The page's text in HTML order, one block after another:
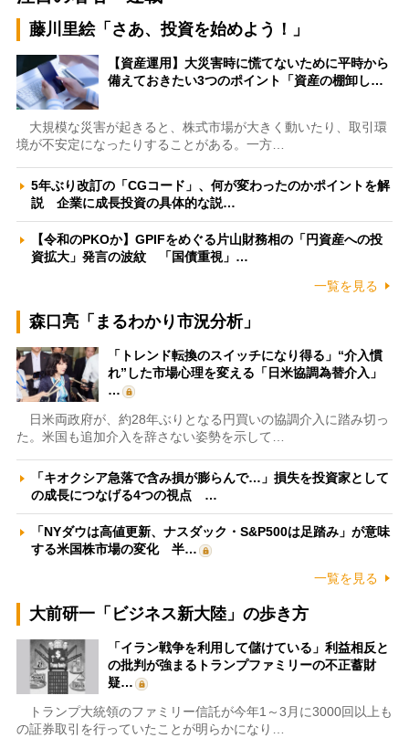
藤川里絵「さあ、投資を始めよう！」
【資産運用】大災害時に慌てないために平時から
備えておきたい3つのポイント「資産の棚卸し…
大規模な災害が起きると、株式市場が大きく動いたり、取引環
境が不安定になったりすることがある。一方…
5年ぶり改訂の「CGコード」、何が変わったのかポイントを解
説 企業に成長投資の具体的な説…
【令和のPKOか】GPIFをめぐる片山財務相の「円資産への投
資拡大」発言の波紋 「国債重視」…
一覧を見る
森口亮「まるわかり市況分析」
「トレンド転換のスイッチになり得る」“介入慣
れ”した市場心理を変える「日米協調為替介入」
…
日米両政府が、約28年ぶりとなる円買いの協調介入に踏み切っ
た。米国も追加介入を辞さない姿勢を示して…
「キオクシア急落で含み損が膨らんで…」損失を投資家として
の成長につなげる4つの視点 …
「NYダウは高値更新、ナスダック・S&P500は足踏み」が意味
する米国株市場の変化 半…
一覧を見る
大前研一「ビジネス新大陸」の歩き方
「イラン戦争を利用して儲けている」利益相反と
の批判が強まるトランプファミリーの不正蓄財
疑…
トランプ大統領のファミリー信託が今年1～3月に3000回以上も
の証券取引を行っていたことが明らかになり…